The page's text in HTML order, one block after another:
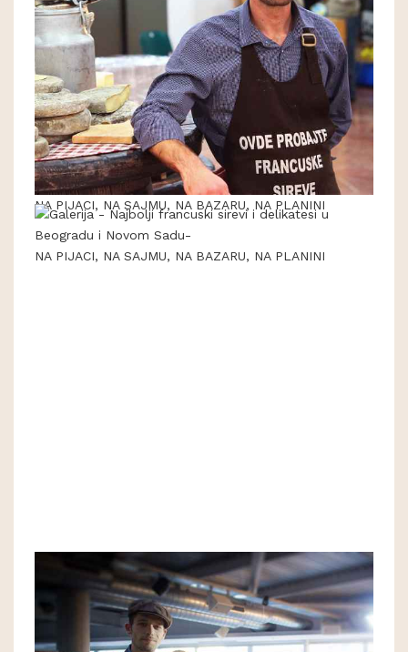
NA PIJACI, NA SAJMU, NA BAZARU, NA PLANINI
NA PIJACI, NA SAJMU, NA BAZARU, NA PLANINI